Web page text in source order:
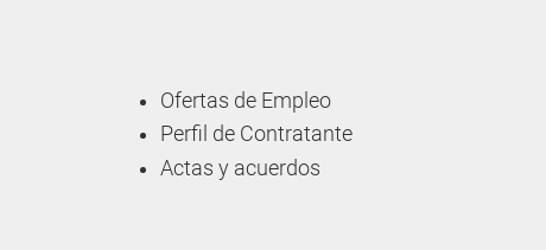
Ofertas de Empleo
Perfil de Contratante
Actas y acuerdos